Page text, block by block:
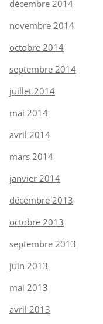
décembre 2014
novembre 2014
octobre 2014
septembre 2014
juillet 2014
mai 2014
avril 2014
mars 2014
janvier 2014
décembre 2013
octobre 2013
septembre 2013
juin 2013
mai 2013
avril 2013